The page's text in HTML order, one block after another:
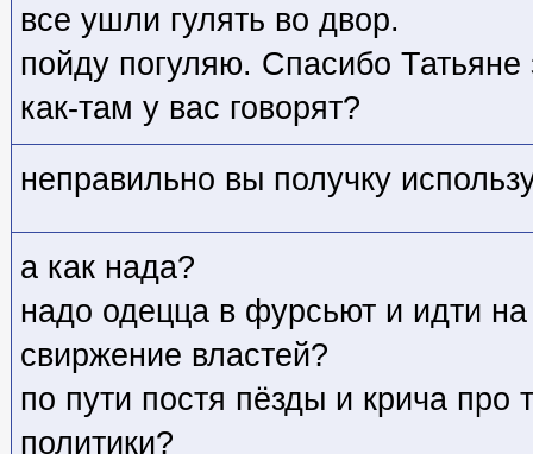
все ушли гулять во двор.
пойду погуляю. Спасибо
как-там у вас говорят?
неправильно вы получку
а как нада?
надо одецца в фурсьют и идти на
свиржение властей?
по пути постя пёзды и крича про
политики?